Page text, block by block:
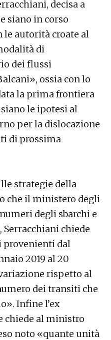
decisa a
siano in corso
autorità croate al
di
dei flussi
ossia con lo
la prima frontiera
siano le ipotesi al
per la dislocazione
di prossima
strategie della
che il ministero degli
degli sbarchi e
chiede
dal
2019 al 20
rispetto al
dei transiti che
Infine l’ex
chiede al ministro
noto «quante unità